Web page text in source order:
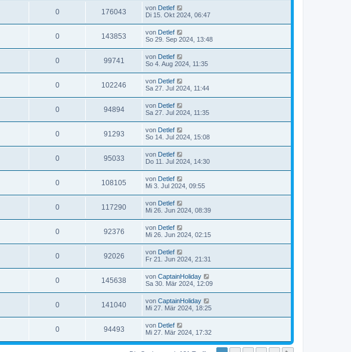
0 176043 von Detlef
Di 15. Okt 2024, 06:47
0 143853 von Detlef
So 29. Sep 2024, 13:48
0 99741 von Detlef
So 4. Aug 2024, 11:35
0 102246 von Detlef
Sa 27. Jul 2024, 11:44
0 94894 von Detlef
Sa 27. Jul 2024, 11:35
0 91293 von Detlef
So 14. Jul 2024, 15:08
0 95033 von Detlef
Do 11. Jul 2024, 14:30
0 108105 von Detlef
Mi 3. Jul 2024, 09:55
0 117290 von Detlef
Mi 26. Jun 2024, 08:39
0 92376 von Detlef
Mi 26. Jun 2024, 02:15
0 92026 von Detlef
Fr 21. Jun 2024, 21:31
0 145638 von CaptainHoliday
Sa 30. Mär 2024, 12:09
0 141040 von CaptainHoliday
Mi 27. Mär 2024, 18:25
0 94493 von Detlef
Mi 27. Mär 2024, 17:32